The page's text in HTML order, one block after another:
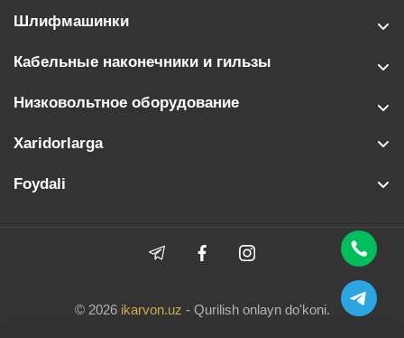
Шлифмашинки
Кабельные наконечники и гильзы
Низковольтное оборудование
Xaridorlarga
Foydali
© 2026 ikarvon.uz - Qurilish onlayn do'koni.